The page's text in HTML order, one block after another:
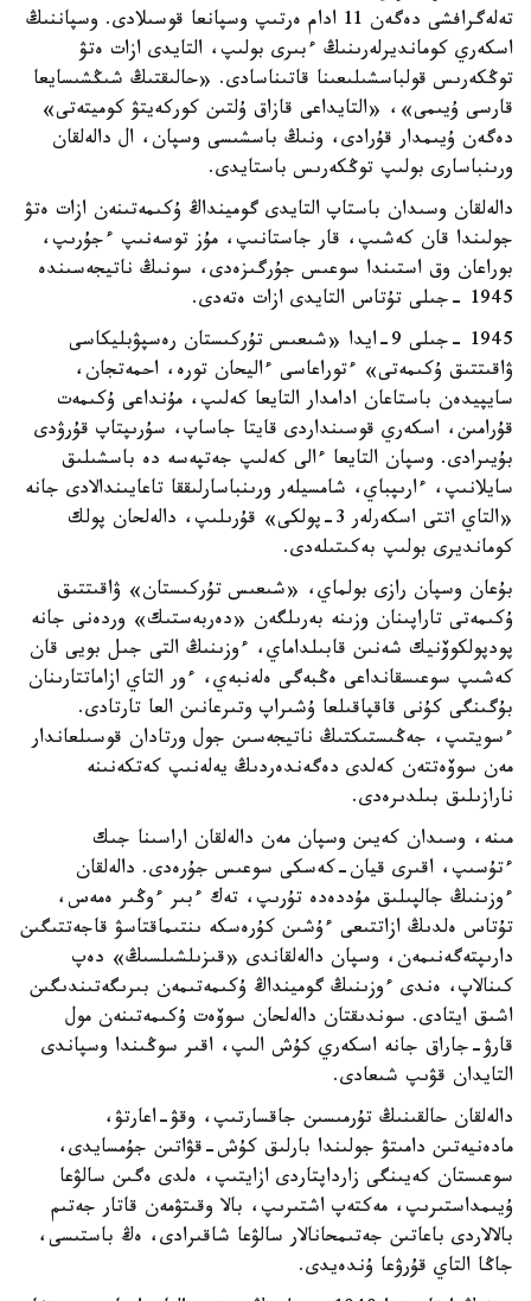
تەلەگرافشى دەگەن 11 ادام ەرتىپ وسپانعا قوسىلادى. وسپاننىڭ
اسكەري كومانديرلەرىنىڭ ءبىرى بولىپ، التايدى ازات ەتۋ
توڭكەرىس قولباسشىلىعىنا قاتىناسادى. «حالىقتىڭ شىڭشىسايعا
قارسى ۇيىمى»، «التايداعى قازاق ۇلتىن كوركەيتۋ كوميتەتى»
دەگەن ۇيىمدار قۇرادى، ونىڭ باسشىسى وسپان، ال دالەلقان
ورىنباسارى بولىپ توڭكەرىس باستايدى.
دالەلقان وسىدان باستاپ التايدى گومينداڭ ۇكىمەتىنەن ازات ەتۋ
جولىندا قان كەشىپ، قار جاستانىپ، مۇز توسەنىپ ءجۇرىپ،
بوراعان وق استىندا سوعىس جۇرگىزەدى، سونىڭ ناتيجەسىندە
1945 -جىلى تۇتاس التايدى ازات ەتەدى.
1945 -جىلى 9-ايدا «شىعىس تۇركىستان رەسپۋبليكاسى
ۋاقىتتىق ۇكىمەتى» ءتوراعاسى ءاليحان تورە، احمەتجان،
سايپيدەن باستاعان ادامدار التايعا كەلىپ، مۇنداعى ۇكىمەت
قۇرامىن، اسكەري قوسىنداردى قايتا جاساپ، سۇرىپتاپ قۇرۋدى
بۇيىرادى. وسپان التايعا ءالى كەلىپ جەتپەسە دە باسشىلىق
سايلانىپ، ءارىپباي، شامسيلەر ورىنباسارلىققا تاعايىندالادى جانە
«التاي اتتى اسكەرلەر 3-پولكى» قۇرىلىپ، دالەلحان پولك
كومانديرى بولىپ بەكىتىلەدى.
بۇعان وسپان رازى بولماي، «شىعىس تۇركىستان» ۋاقىتتىق
ۇكىمەتى تاراپىنان وزىنە بەرىلگەن «دەربەستىك» وردەنى جانە
پودپولكوۆنيك شەنىن قابىلداماي، ءوزىنىڭ التى جىل بويى قان
كەشىپ سوعىسقانداعى ەڭبەگى ەلەنبەي، ءور التاي ازاماتتارىنان
بۇگىنگى كۇنى قاقپاقىلعا ۇشىراپ وتىرعانىن العا تارتادى.
ءسويتىپ، جەڭىستىكتىڭ ناتيجەسىن جول ورتادان قوسىلعاندار
مەن سوۆەتتەن كەلدى دەگەندەردىڭ يەلەنىپ كەتكەنىنە
نارازىلىق بىلدىرەدى.
مىنە، وسىدان كەيىن وسپان مەن دالەلقان اراسىنا جىك
ءتۇسىپ، اقىرى قيان-كەسكى سوعىس جۇرەدى. دالەلقان
ءوزىنىڭ جالپىلىق مۇددەدە تۇرىپ، تەك ءبىر ءوڭىر ەمەس،
تۇتاس ەلدىڭ ازاتتىعى ءۇشىن كۇرەسكە ىنتىماقتاسۋ قاجەتتىگىن
دارىپتەگەنىمەن، وسپان دالەلقاندى «قىزىلشىلسىڭ» دەپ
كىنالاپ، ەندى ءوزىنىڭ گومينداڭ ۇكىمەتىمەن بىرىگەتىندىگىن
اشىق ايتادى. سوندىقتان دالەلحان سوۆەت ۇكىمەتىنەن مول
قارۋ-جاراق جانە اسكەري كۇش الىپ، اقىر سوڭىندا وسپاندى
التايدان قۋىپ شىعادى.
دالەلقان حالقىنىڭ تۇرمىسىن جاقسارتىپ، وقۋ-اعارتۋ،
مادەنيەتىن دامىتۋ جولىندا بارلىق كۇش-قۋاتىن جۇمسايدى،
سوعىستان كەيىنگى زارداپتاردى ازايتىپ، ەلدى ەگىن سالۋعا
ۇيىمداستىرىپ، مەكتەپ اشتىرىپ، بالا وقىتۋمەن قاتار جەتىم
بالالاردى باعاتىن جەتىمحانالار سالۋعا شاقىرادى، ەڭ باستىسى،
جاڭا التاي قۇرۋعا ۇندەيدى.